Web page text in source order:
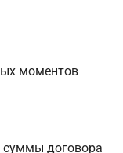
моментов
суммы договора